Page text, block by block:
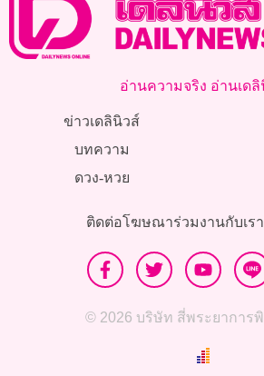
อ่านความจริง อ่านเด
ข่าวเดลินิวส์
บทความ
ดวง-หวย
ติดต่อโฆษณาร่วมงานกับเรา
© 2026 บริษัท สี่พระยาการ